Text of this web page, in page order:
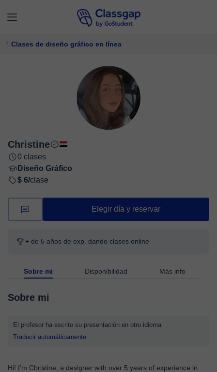
Clases de diseño gráfico en línea
Christine
0 clases
Diseño Gráfico
$ 6/clase
Elegir día y reservar
+ de 5 años de exp. dando clases online
Sobre mi Disponibilidad Más info
Sobre mi
El profesor ha escrito su presentación en otro idioma
Traducir automáticamente
Hi! I’m Christine, a designer with over 5 years of experience in